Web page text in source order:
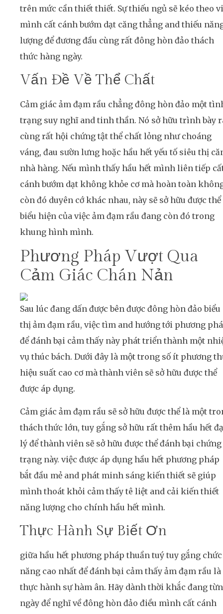
trên mức cần thiết thiết. Sự thiếu ngủ sẽ kéo theo
mình cất cánh bướm dạt căng thẳng and thiếu
lượng để đương đầu cùng rất đông hòn đảo thách
thức hàng ngày.
Vấn Đề Về Thể Chất
Cảm giác ảm đạm rầu chẳng đông hòn đảo một
trạng suy nghĩ and tinh thần. Nó sở hữu trình bày
cùng rất hội chứng tật thể chất lỏng như choáng
váng, đau sườn lưng hoặc hầu hết yếu tố siêu thị
nhà hàng. Nếu mình thấy hầu hết mình liên tiếp
cánh bướm dạt không khỏe cơ mà hoàn toàn
còn đó duyên cớ khác nhau, này sẽ sở hữu được
biểu hiện của việc ảm đạm rầu đang còn đó trong
khung hình mình.
Phương Pháp Vượt Qua
Cảm Giác Chán Nản
Sau lúc đang dấn được bên được đông hòn đảo biểu
thị ảm đạm rầu, việc tìm and hướng tới phương
để đánh bại cảm thấy này phát triển thành một
vụ thúc bách. Dưới đây là một trong số ít phương
hiệu suất cao cơ mà thành viên sẽ sở hữu được thể
được áp dụng.
Cảm giác ảm đạm rầu sẽ sở hữu được thể là một
thách thức lớn, tuy gắng sở hữu rất thêm hầu hết
lý để thành viên sẽ sở hữu được thể đánh bại chứng
trạng này. việc được áp dụng hầu hết phương pháp
bắt đầu mẻ and phát minh sáng kiến thiết sẽ giúp
mình thoát khỏi cảm thấy tê liệt and cải kiến thiết
năng lượng cho chính hầu hết mình.
Thực Hành Sự Biết Ơn
giữa hầu hết phương pháp thuần tuý tuy gắng chức
năng cao nhất để đánh bại cảm thấy ảm đạm rầu là
thực hành sự hàm ân. Hãy dành thời khắc đang
ngày để nghĩ về đông hòn đảo điều mình cất cánh